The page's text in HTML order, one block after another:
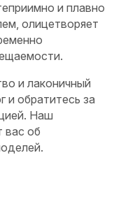
и плавно
олицетворяет
и лаконичный
и обратитесь за
Наш
вас об